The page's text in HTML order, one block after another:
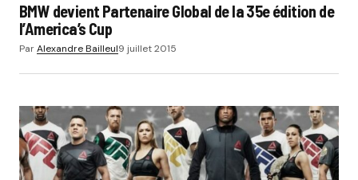
BMW devient Partenaire Global de la 35e édition de
l’America’s Cup
ParAlexandre Bailleul9 juillet 2015